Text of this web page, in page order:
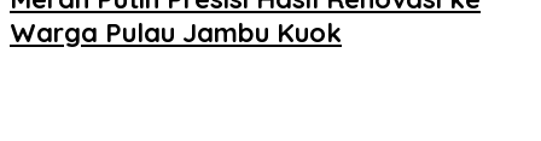
Warga Pulau Jambu Kuok